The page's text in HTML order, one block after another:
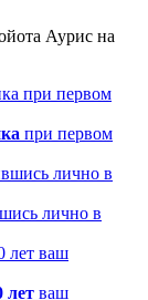
при первом
лично в
лет ваш